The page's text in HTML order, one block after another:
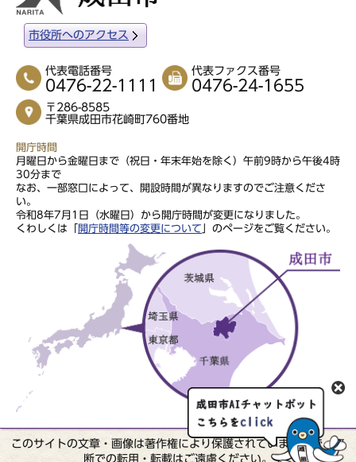
市役所へのアクセス
代表電話番号
0476-22-1111
代表ファクス番号
0476-24-1655
〒286-8585
千葉県成田市花崎町760番地
開庁時間
月曜日から金曜日まで（祝日・年末年始を除く）午前9時から午後4時
30分まで
なお、一部窓口によって、開設時間が異なりますのでご注意くださ
い。
令和8年7月1日（水曜日）から開庁時間が変更になりました。
くわしくは「
開庁時間等の変更について 」のページをご覧ください。
このサイトの文章・画像は著作権により保護されていますので、無
断での転用・転載はご遠慮ください。